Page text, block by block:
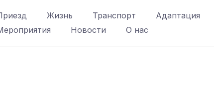
Жизнь Транспорт Адаптация
Новости О нас